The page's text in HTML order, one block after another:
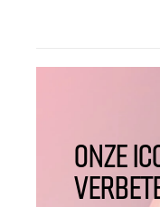
ONZE